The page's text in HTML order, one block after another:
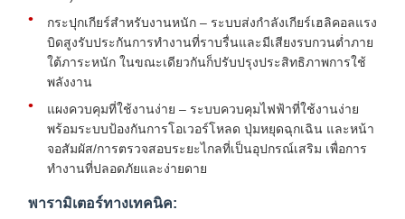
กระปุกเกียร์สำหรับงานหนัก – ระบบส่งกำลังเกียร์เฮลิคอลแรง
บิดสูงรับประกันการทำงานที่ราบรื่นและมีเสียงรบกวนต่ำภาย
ใต้ภาระหนัก ในขณะเดียวกันก็ปรับปรุงประสิทธิภาพการใช้
พลังงาน
แผงควบคุมที่ใช้งานง่าย – ระบบควบคุมไฟฟ้าที่ใช้งานง่าย
พร้อมระบบป้องกันการโอเวอร์โหลด ปุ่มหยุดฉุกเฉิน และหน้า
จอสัมผัส/การตรวจสอบระยะไกลที่เป็นอุปกรณ์เสริม เพื่อการ
ทำงานที่ปลอดภัยและง่ายดาย
พารามิเตอร์ทางเทคนิค: